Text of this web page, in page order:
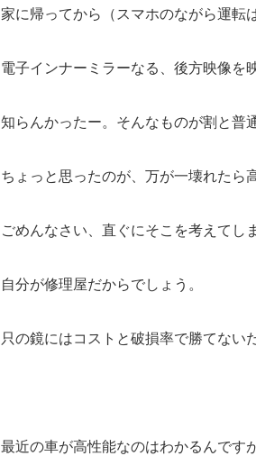
家に帰ってから（スマホのながら運転
電子インナーミラーなる、後方映像を
知らんかったー。そんなものが割と普
ちょっと思ったのが、万が一壊れたら
ごめんなさい、直ぐにそこを考えてし
自分が修理屋だからでしょう。
只の鏡にはコストと破損率で勝てない
最近の車が高性能なのはわかるんです